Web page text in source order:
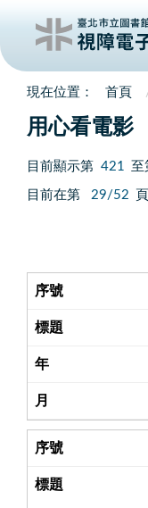
首頁
用心看電影
目前顯示第 421 至
目前在第 29/52